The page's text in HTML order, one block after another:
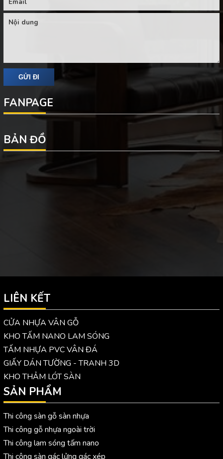
FANPAGE
BẢN ĐỒ
LIÊN KẾT
CỬA NHỰA VÂN GỖ
KHO TẤM NANO LAM SÓNG
TẤM NHỰA PVC VÂN ĐÁ
GIẤY DÁN TƯỜNG - TRANH 3D
KHO THẢM LÓT SÀN
SẢN PHẨM
Thi công sàn gỗ sàn nhựa
Thi công gỗ nhựa ngoài trời
Thi công lam sóng tấm nano
Thi công sàn gác lửng gác xép